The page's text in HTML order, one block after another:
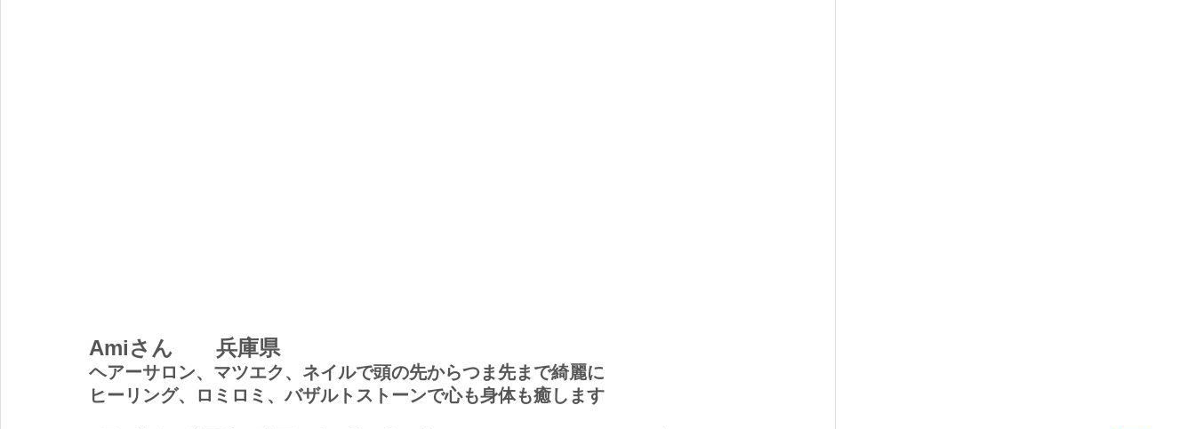
Amiさん　　兵庫県
ヘアーサロン、マツエク、ネイルで頭の先からつま先まで綺麗に
ヒーリング、ロミロミ、バザルトストーンで心も身体も癒します